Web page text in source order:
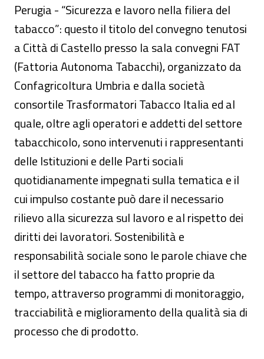
Perugia - “Sicurezza e lavoro nella filiera del
tabacco”: questo il titolo del convegno tenutosi
a Città di Castello presso la sala convegni FAT
(Fattoria Autonoma Tabacchi), organizzato da
Confagricoltura Umbria e dalla società
consortile Trasformatori Tabacco Italia ed al
quale, oltre agli operatori e addetti del settore
tabacchicolo, sono intervenuti i rappresentanti
delle Istituzioni e delle Parti sociali
quotidianamente impegnati sulla tematica e il
cui impulso costante può dare il necessario
rilievo alla sicurezza sul lavoro e al rispetto dei
diritti dei lavoratori. Sostenibilità e
responsabilità sociale sono le parole chiave che
il settore del tabacco ha fatto proprie da
tempo, attraverso programmi di monitoraggio,
tracciabilità e miglioramento della qualità sia di
processo che di prodotto.